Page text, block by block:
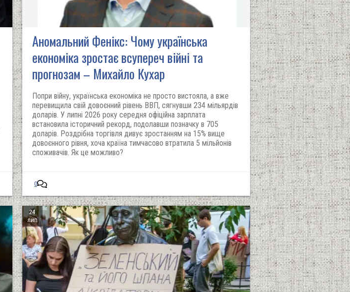
Аномальний Фенікс: Чому українська
економіка зростає всупереч війні та
прогнозам – Михайло Кухар
Попри війну, українська економіка не просто вистояла, а вже
перевищила свій довоєнний рівень ВВП, сягнувши 234 мільярдів
доларів. У липні 2026 року середня офіційна зарплата
встановила історичний рекорд, подолавши позначку в 705
доларів. Роздрібна торгівля дивує зростанням на 15% вище
довоєнного рівня, хоча країна тимчасово втратила 5 мільйонів
споживачів. Як це можливо?
0
24
лип